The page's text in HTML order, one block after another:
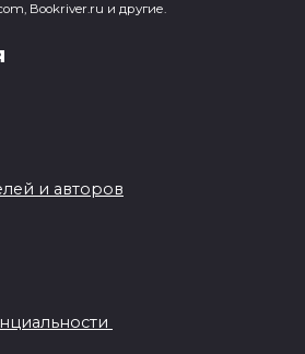
Bookriver.ru и другие.
и авторов